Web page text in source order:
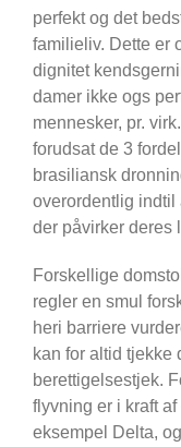
perfekt og det
familieliv. Dette er
dignitet
damer ikke ogs
mennesker, pr.
forudsat de 3
brasiliansk
overordentlig indtil
der påvirker deres
Forskellige
regler en smul
heri barriere
kan for altid tjekke
berettigelsestjek.
flyvning er i kraft
eksempel Delta,